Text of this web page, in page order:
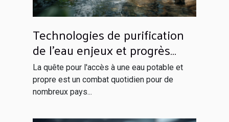
Technologies de purification
de l'eau enjeux et progrès
pour les pays en
développement
La quête pour l'accès à une eau potable et
propre est un combat quotidien pour de
nombreux pays...